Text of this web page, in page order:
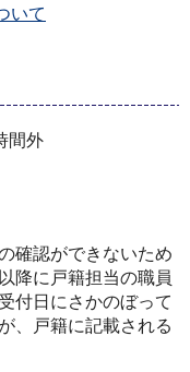
いて
間外
確認ができないため
降に戸籍担当の職員
付日にさかのぼって
、戸籍に記載される